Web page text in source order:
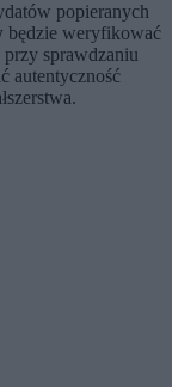
popieranych
będzie weryfikować
sprawdzaniu
autentyczność